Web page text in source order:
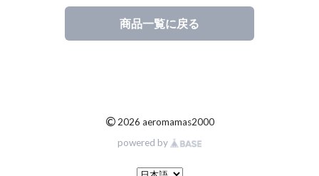
商品一覧に戻る
© 2026 aeromamas2000
powered by